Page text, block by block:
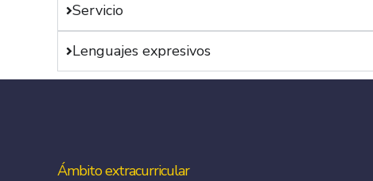
Servicio
Lenguajes expresivos
Ámbito extracurricular